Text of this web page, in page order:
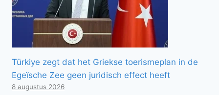
Türkiye zegt dat het Griekse toerismeplan in de
Egeïsche Zee geen juridisch effect heeft
8 augustus 2026